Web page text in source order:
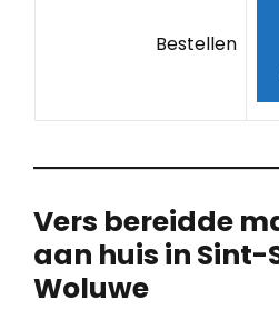
Bestellen
Vers bereidde
aan huis in Sint-
Woluwe